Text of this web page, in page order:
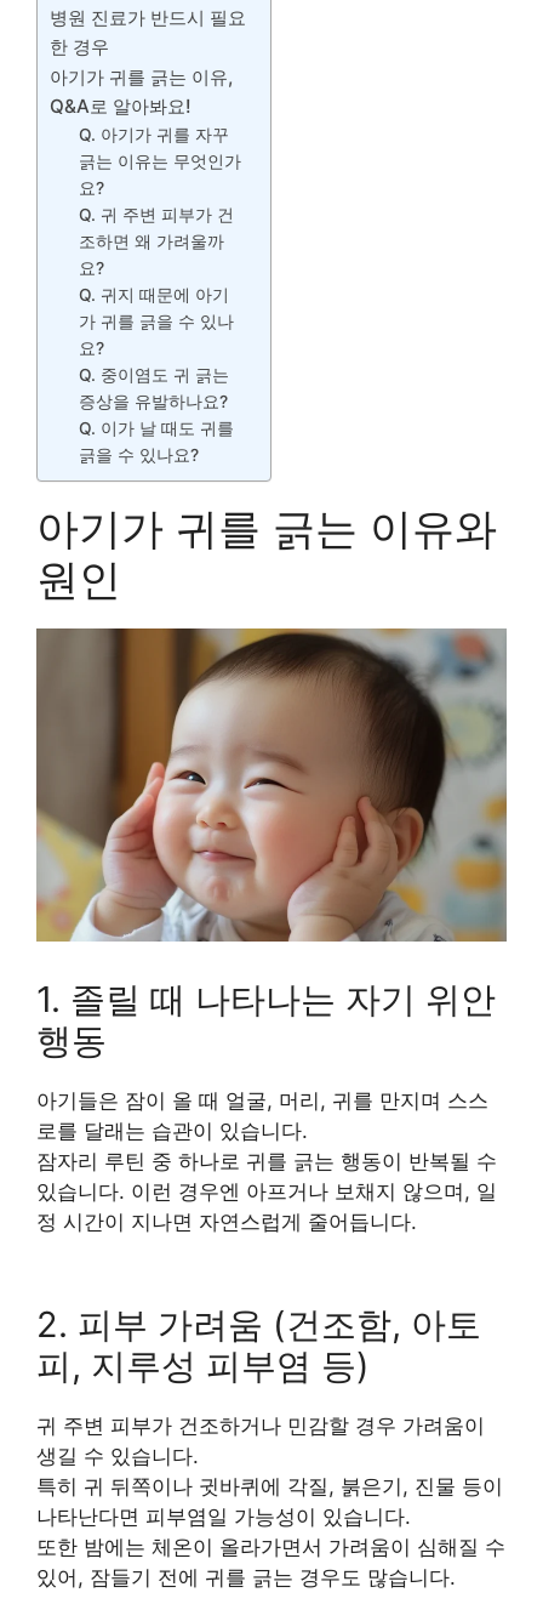
병원 진료가 반드시 필요
한 경우
아기가 귀를 긁는 이유,
Q&A로 알아봐요!
Q. 아기가 귀를 자꾸
긁는 이유는 무엇인가
요?
Q. 귀 주변 피부가 건
조하면 왜 가려울까
요?
Q. 귀지 때문에 아기
가 귀를 긁을 수 있나
요?
Q. 중이염도 귀 긁는
증상을 유발하나요?
Q. 이가 날 때도 귀를
긁을 수 있나요?
아기가 귀를 긁는 이유와
원인
1. 졸릴 때 나타나는 자기 위안
행동
아기들은 잠이 올 때 얼굴, 머리, 귀를 만지며 스스
로를 달래는 습관이 있습니다.
잠자리 루틴 중 하나로 귀를 긁는 행동이 반복될 수
있습니다. 이런 경우엔 아프거나 보채지 않으며, 일
정 시간이 지나면 자연스럽게 줄어듭니다.
2. 피부 가려움 (건조함, 아토
피, 지루성 피부염 등)
귀 주변 피부가 건조하거나 민감할 경우 가려움이
생길 수 있습니다.
특히 귀 뒤쪽이나 귓바퀴에 각질, 붉은기, 진물 등이
나타난다면 피부염일 가능성이 있습니다.
또한 밤에는 체온이 올라가면서 가려움이 심해질 수
있어, 잠들기 전에 귀를 긁는 경우도 많습니다.